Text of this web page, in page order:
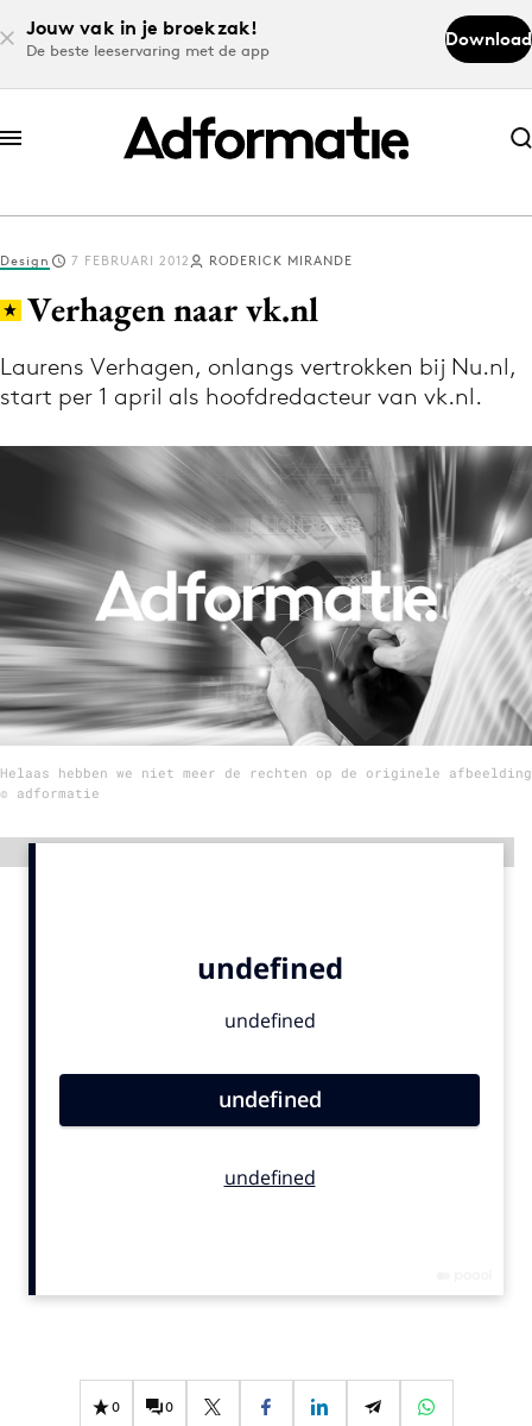
Jouw vak in je broekzak!
De beste leeservaring met de app
Download
Abonneer nu
Abonneer nu
Log in
Download de app
Volg het laatste nieuws via de Adformatie
Menu
Home
9 sept: GenAI-training
12 nov: MarketingLive!
Adverteren
Campagnes
Data & Insights
Digital transformation
Design 7 FEBRUARI 2012 RODERICK MIRANDE
Verhagen naar vk.nl
Laurens Verhagen, onlangs vertrokken bij Nu.nl,
start per 1 april als hoofdredacteur van vk.nl.
Helaas hebben we niet meer de rechten op de originele afbeelding
© adformatie
0 0